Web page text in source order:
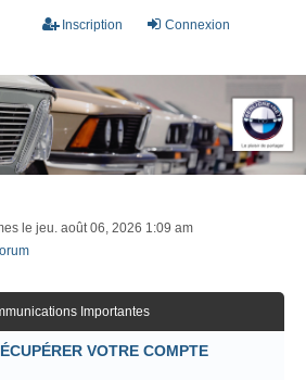
Connexion
Inscription
le jeu. août 06, 2026 1:09 am
Importantes
VOTRE COMPTE